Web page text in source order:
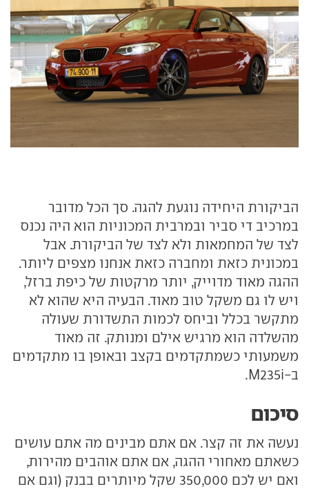
הביקורת היחידה נוגעת להגה. סך הכל מדובר
במרכיב די סביר ובמרבית המכוניות הוא היה נכנס
לצד של המחמאות ולא לצד של הביקורת. אבל
במכונית כזאת ומחברה כזאת אנחנו מצפים ליותר.
ההגה מאוד מדוייק, יותר מרקטות של כיפת ברזל,
ויש לו גם משקל טוב מאוד. הבעיה היא שהוא לא
מתקשר בכלל וביחס לכמות התשדורת שעולה
מהשלדה הוא מרגיש אילם ומנותק. זה מאוד
משמעותי כשמתקדמים בקצב ובאופן בו מתקדמים
ב-M235i.
סיכום
נעשה את זה קצר. אם אתם מבינים מה אתם עושים
כשאתם מאחורי ההגה, אם אתם אוהבים מהירות,
ואם יש לכם 350,000 שקל מיותרים בבנק (וגם אם